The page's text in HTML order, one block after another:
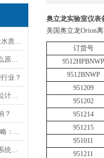
业？
？
奥立龙实验室仪表
美国奥立龙Orion
订货号
9512HPBNWP
9512BNWP
951209
951202
951214
951215
951011
951211